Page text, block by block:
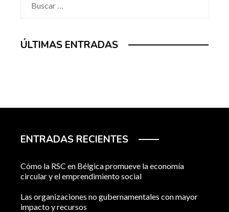
ÚLTIMAS ENTRADAS
ENTRADAS RECIENTES
Cómo la RSC en Bélgica promueve la economía
circular y el emprendimiento social
Las organizaciones no gubernamentales con mayor
impacto y recursos